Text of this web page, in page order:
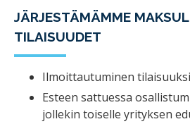
JÄRJESTÄMÄMME
TILAISUUDET
Ilmoittautuminen
Esteen sattuessa
jollekin toiselle yrityksen